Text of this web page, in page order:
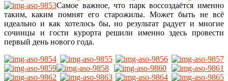
Самое важное, что парк воссоздаётся именно
таким, каким помнят его старожилы. Может быть не всё
идеально и как хотелось бы, но результат радует и многие
сочинцы и гости курорта решили именно здесь провести
первый день нового года.